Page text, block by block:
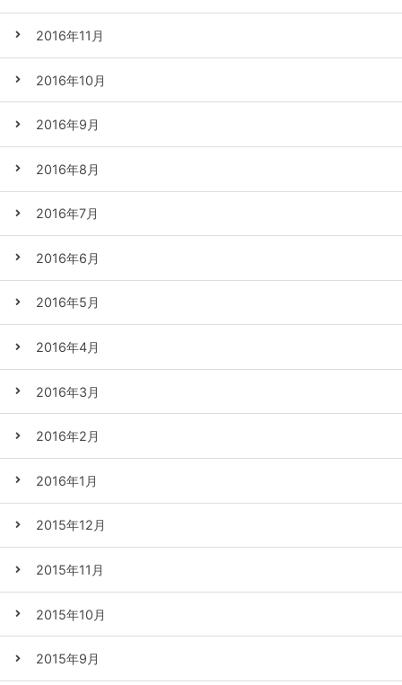
2016年11月
2016年10月
2016年9月
2016年8月
2016年7月
2016年6月
2016年5月
2016年4月
2016年3月
2016年2月
2016年1月
2015年12月
2015年11月
2015年10月
2015年9月